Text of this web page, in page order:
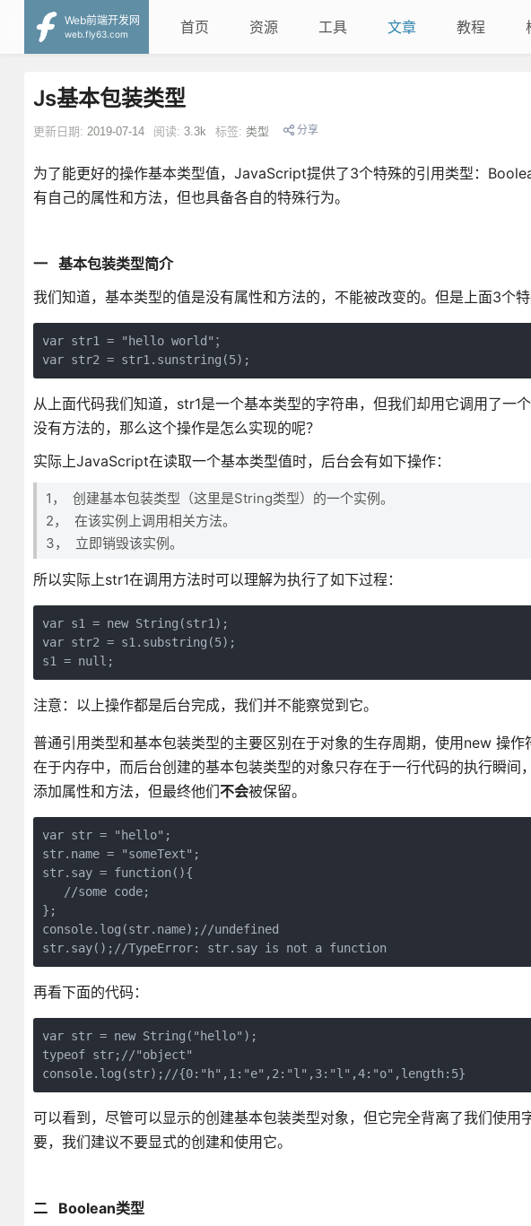
Web前端开发网
web.fly63.com
首页 资源 工具 文章 教程
Js基本包装类型
更新日期: 2019-07-14 阅读: 3.3k 标签: 类型 分享
为了能更好的操作基本类型值，JavaScript提供了3个特殊的引用类型：
有自己的属性和方法，但也具备各自的特殊行为。
一 基本包装类型简介
我们知道，基本类型的值是没有属性和方法的，不能被改变的。但是上面3个
var str1 = "hello world"；
var str2 = str1.sunstring(5);
从上面代码我们知道，str1是一个基本类型的字符串，但我们却用它调用了一
没有方法的，那么这个操作是怎么实现的呢？
实际上JavaScript在读取一个基本类型值时，后台会有如下操作：
1， 创建基本包装类型（这里是String类型）的一个实例。
2， 在该实例上调用相关方法。
3， 立即销毁该实例。
所以实际上str1在调用方法时可以理解为执行了如下过程：
var s1 = new String(str1);
var str2 = s1.substring(5);
s1 = null;
注意：以上操作都是后台完成，我们并不能察觉到它。
普通引用类型和基本包装类型的主要区别在于对象的生存周期，使用new 操
在于内存中，而后台创建的基本包装类型的对象只存在于一行代码的执行瞬
添加属性和方法，但最终他们不会被保留。
var str = "hello";
str.name = "someText";
str.say = function(){
   //some code;
};
console.log(str.name);//undefined
str.say();//TypeError: str.say is not a function
再看下面的代码：
var str = new String("hello");
typeof str;//"object"
console.log(str);//{0:"h",1:"e",2:"l",3:"l",4:"o",length:5}
可以看到，尽管可以显示的创建基本包装类型对象，但它完全背离了我们使
要，我们建议不要显式的创建和使用它。
二 Boolean类型